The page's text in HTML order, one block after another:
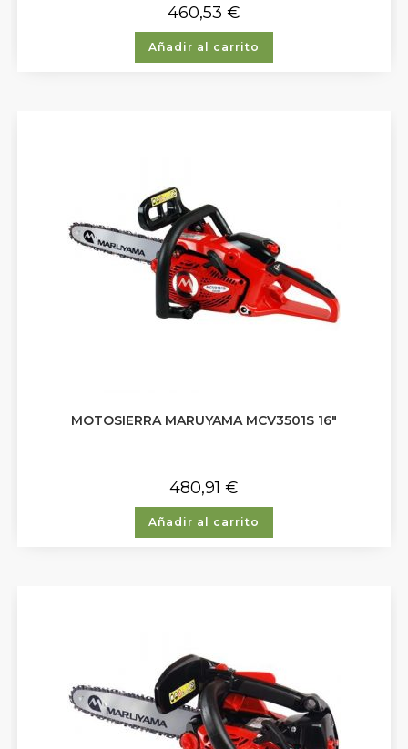
460,53 €
Añadir al carrito
MOTOSIERRA MARUYAMA MCV3501S 16″
480,91 €
Añadir al carrito